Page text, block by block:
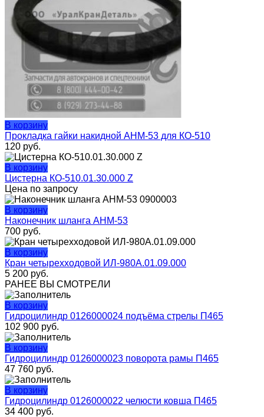
В корзину
Прокладка гайки накидной АНМ-53 для КО-510
120 руб.
В корзину
Цистерна КО-510.01.30.000 Z
Цена по запросу
В корзину
Наконечник шланга АНМ-53
700 руб.
В корзину
Кран четырехходовой ИЛ-980А.01.09.000
5 200 руб.
РАНЕЕ ВЫ СМОТРЕЛИ
В корзину
Гидроцилиндр 0126000024 подъёма стрелы П465
102 900 руб.
В корзину
Гидроцилиндр 0126000023 поворота рамы П465
47 760 руб.
В корзину
Гидроцилиндр 0126000022 челюсти ковша П465
34 400 руб.